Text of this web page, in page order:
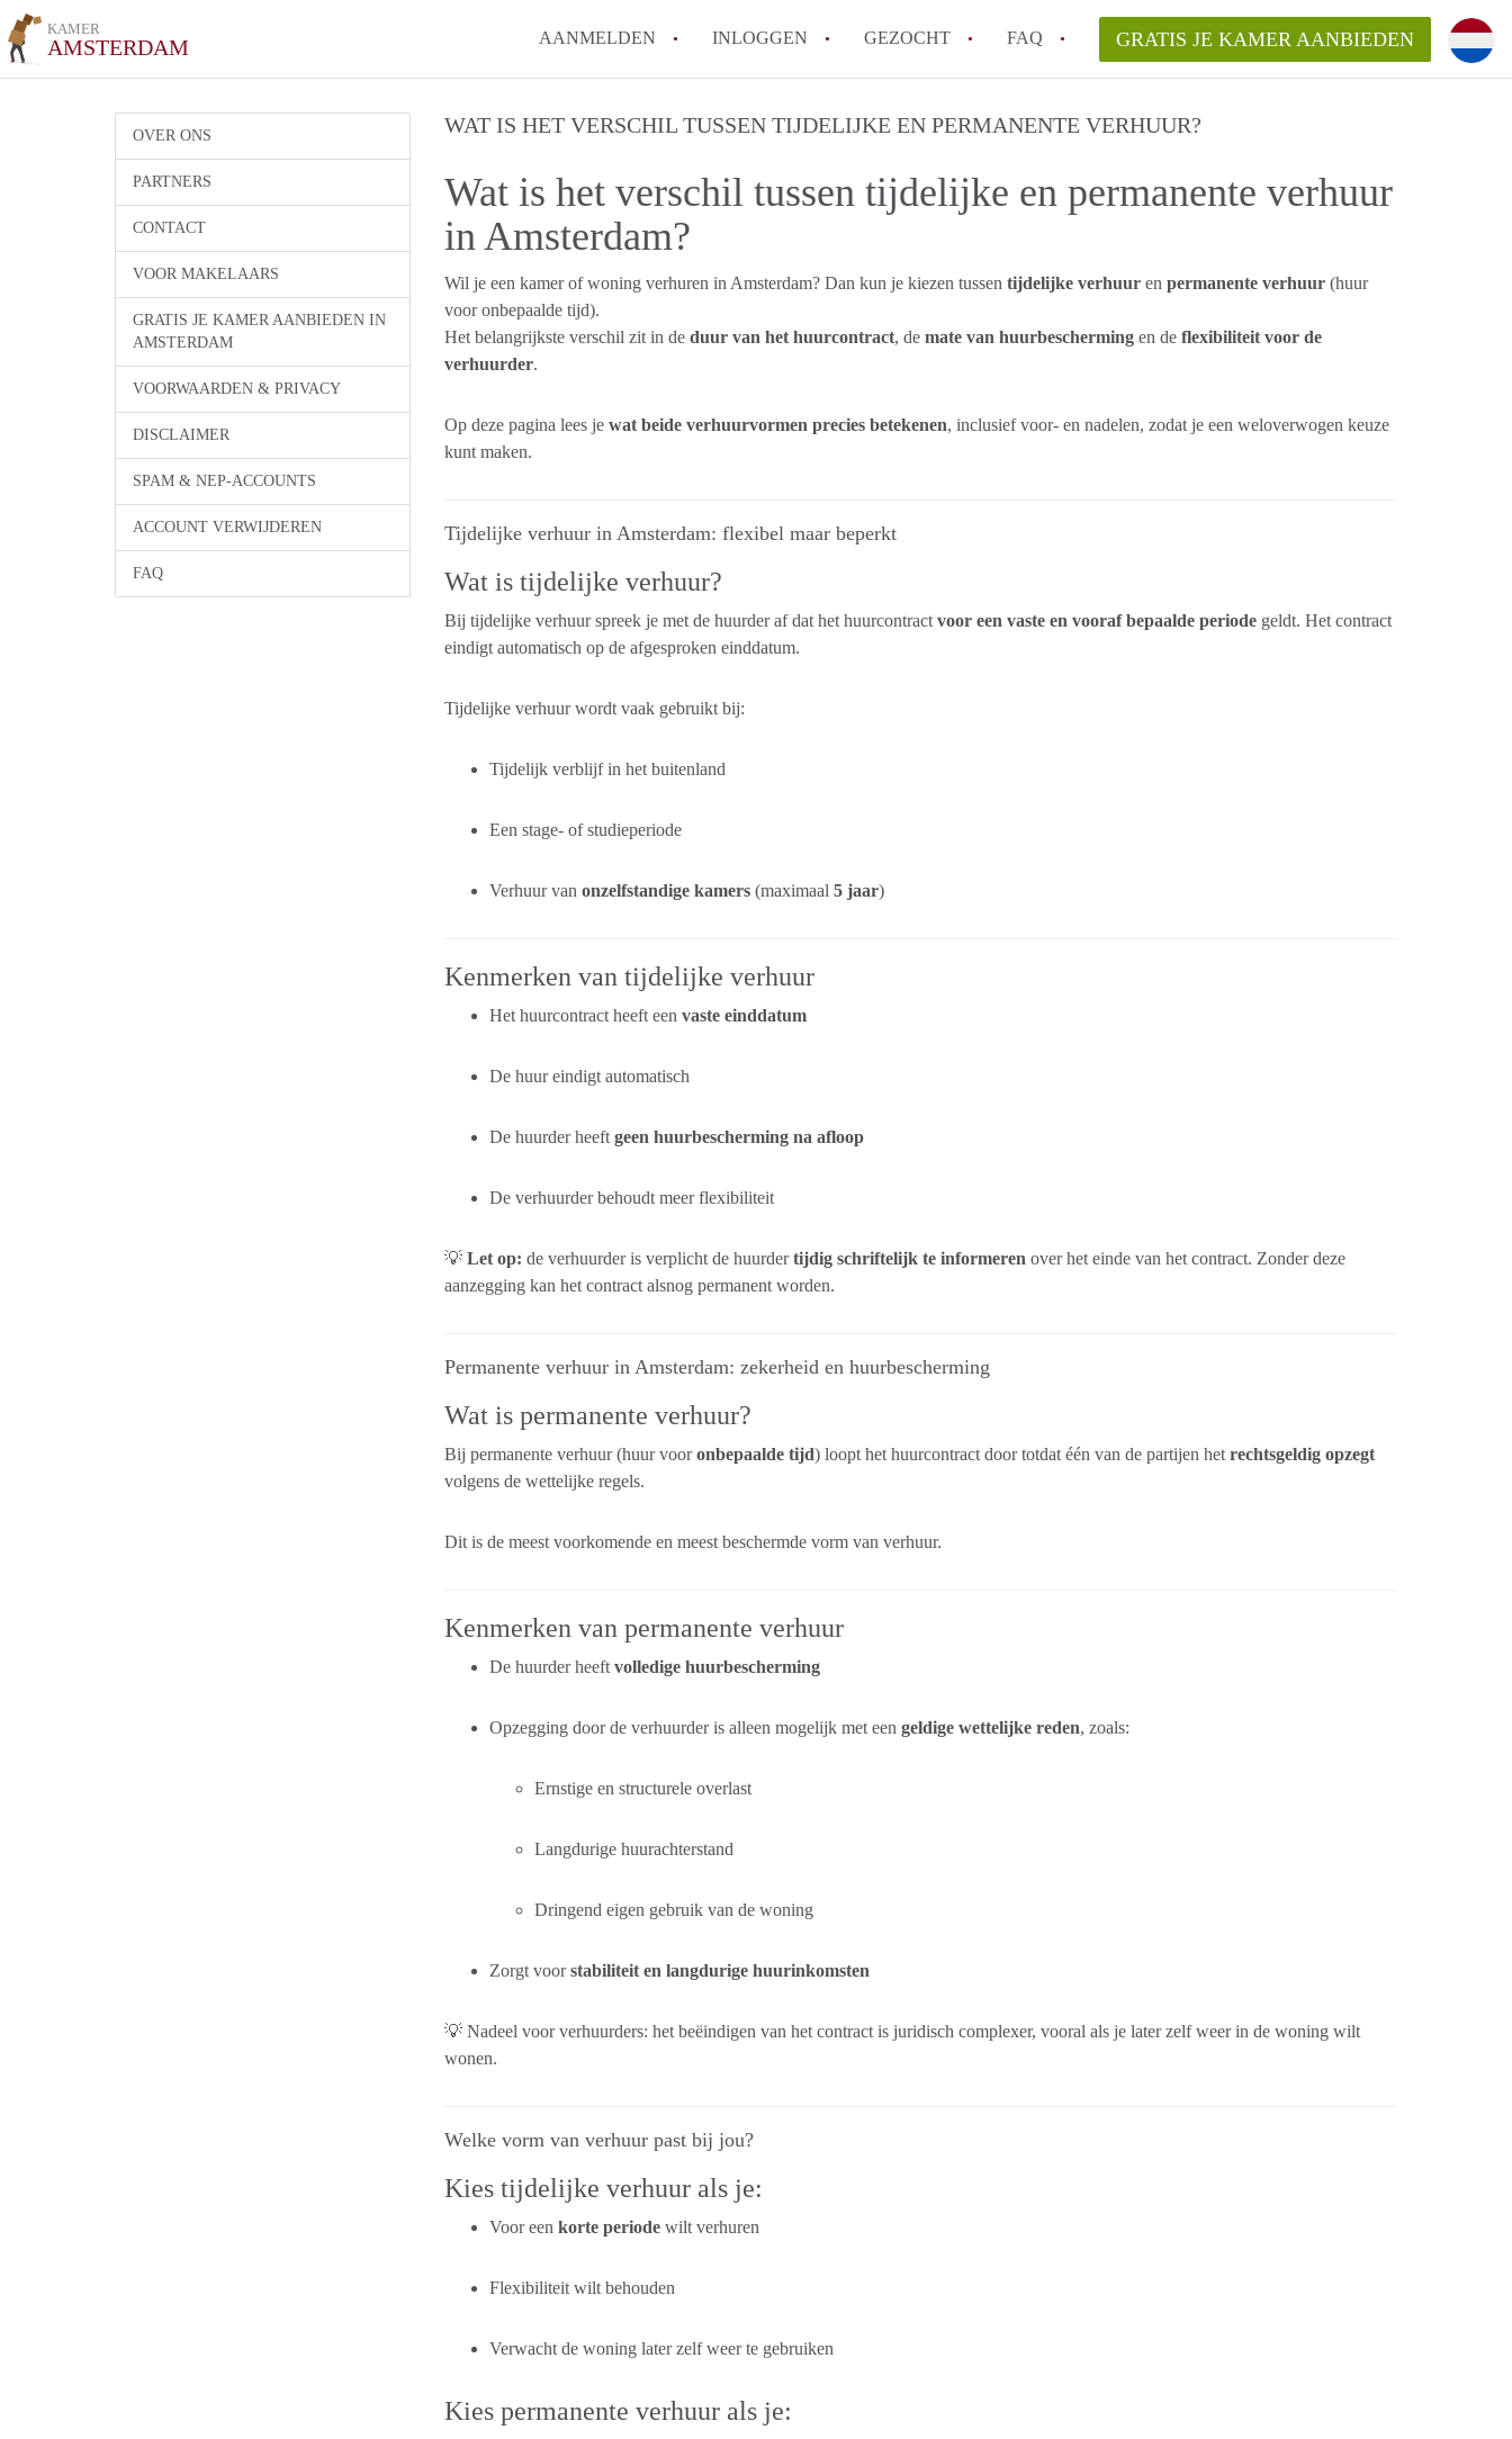
KAMER
AMSTERDAM AANMELDEN INLOGGEN GEZOCHT FAQ
Wat is het puntensysteem voor een onzelfstandige woonruimte (kamer) in
Wat zijn de opzegtermijnen bij een kamer in Amsterdam?
Wat zijn de populairste zoektermen voor een kamer in Amsterdam en wat
Wat is een studentenkamer in Amsterdam?
Alle veelgestelde vragen
GRATIS JE KAMER AANBIEDEN
OVER ONS
PARTNERS
CONTACT
VOOR MAKELAARS
GRATIS JE KAMER AANBIEDEN IN
AMSTERDAM
VOORWAARDEN & PRIVACY
DISCLAIMER
SPAM & NEP-ACCOUNTS
ACCOUNT VERWIJDEREN
FAQ
WAT IS HET VERSCHIL TUSSEN TIJDELIJKE EN PERMANENTE VERHUUR?
Wat is het verschil tussen tijdelijke en permanente verhuur
in Amsterdam?
Wil je een kamer of woning verhuren in Amsterdam? Dan kun je kiezen tussen tijdelijke verhuuren permanente verhuur(huur
voor onbepaalde tijd).
Het belangrijkste verschil zit in de duur van het huurcontract, de mate van huurbeschermingen de flexibiliteit voor de
verhuurder.
Op deze pagina lees je wat beide verhuurvormen precies betekenen, inclusief voor- en nadelen, zodat je een weloverwogen keuze
kunt maken.
Tijdelijke verhuur in Amsterdam: flexibel maar beperkt
Wat is tijdelijke verhuur?
Bij tijdelijke verhuur spreek je met de huurder af dat het huurcontract voor een vaste en vooraf bepaalde periodegeldt. Het contract
eindigt automatisch op de afgesproken einddatum.
Tijdelijke verhuur wordt vaak gebruikt bij:
Tijdelijk verblijf in het buitenland
Een stage- of studieperiode
Verhuur van onzelfstandige kamers(maximaal 5 jaar)
Kenmerken van tijdelijke verhuur
Het huurcontract heeft een vaste einddatum
De huur eindigt automatisch
De huurder heeft geen huurbescherming na afloop
De verhuurder behoudt meer flexibiliteit
💡 Let op: de verhuurder is verplicht de huurdertijdig schriftelijk te informeren over het einde van het contract. Zonder deze
aanzegging kan het contract alsnog permanent worden.
Permanente verhuur in Amsterdam: zekerheid en huurbescherming
Wat is permanente verhuur?
Bij permanente verhuur (huur vooronbepaalde tijd) loopt het huurcontract door totdat één van de partijen het rechtsgeldig opzegt
volgens de wettelijke regels.
Dit is de meest voorkomende en meest beschermde vorm van verhuur.
Kenmerken van permanente verhuur
De huurder heeft volledige huurbescherming
Opzegging door de verhuurder is alleen mogelijk met een geldige wettelijke reden, zoals:
Ernstige en structurele overlast
Langdurige huurachterstand
Dringend eigen gebruik van de woning
Zorgt voorstabiliteit en langdurige huurinkomsten
💡 Nadeel voor verhuurders: het beëindigen van het contract is juridisch complexer, vooral als je later zelf weer in de woning wilt
wonen.
Welke vorm van verhuur past bij jou?
Kies tijdelijke verhuur als je:
Voor een korte periodewilt verhuren
Flexibiliteit wilt behouden
Verwacht de woning later zelf weer te gebruiken
Kies permanente verhuur als je: